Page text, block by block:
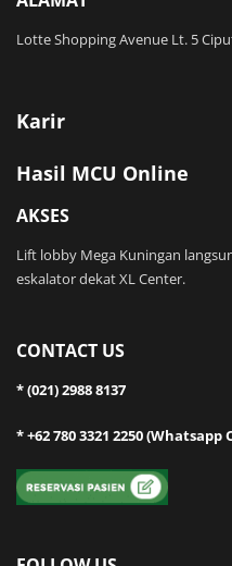
Lotte Shopping Avenue Lt. 5
Karir
Hasil MCU Online
AKSES
Lift lobby Mega Kuningan
eskalator dekat XL Center.
CONTACT US
* (021) 2988 8137
* +62 780 3321 2250 (Whatsapp